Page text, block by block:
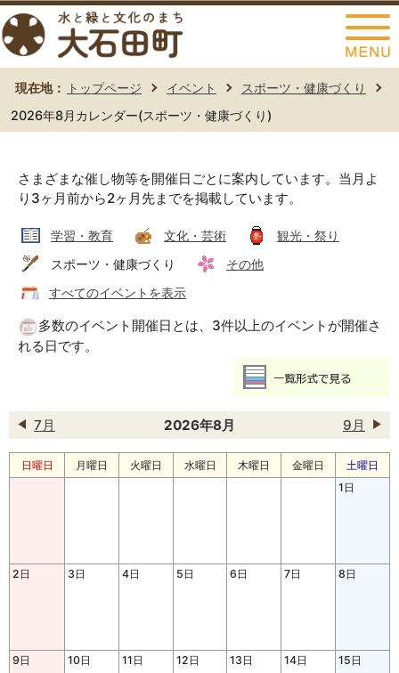
このページの本文へ移動
現在地： トップページ イベント
スポーツ・健康づくり
2026年8月カレンダー(スポーツ・健康づくり)
さまざまな催し物等を開催日ごとに案内しています。当月よ
り3ヶ月前から2ヶ月先までを掲載しています。
学習・教育 文化・芸術
観光・祭り
スポーツ・健康づくり
その他
すべてのイベントを表示
多数のイベント開催日とは、3件以上のイベントが開催さ
れる日です。
7月 9月
2026年8月
日曜日 月曜日 火曜日 水曜日 木曜日 金曜日
土曜日
1日
2日 3日 4日 5日 6日 7日 8日
9日 10日 11日 12日 13日 14日 15日